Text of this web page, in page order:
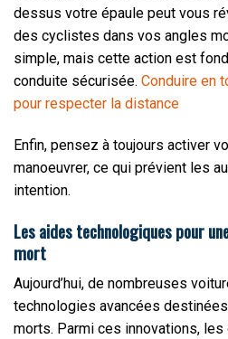
dessus votre épaule peut vous
des cyclistes dans vos angles
simple, mais cette action est
conduite sécurisée. Conduire en
pour respecter la distance
Enfin, pensez à toujours activer
manoeuvrer, ce qui prévient les
intention.
Les aides technologiques pour
mort
Aujourd’hui, de nombreuses
technologies avancées
morts. Parmi ces innovations,